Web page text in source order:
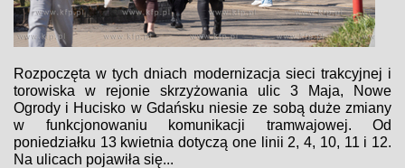
Rozpoczęta w tych dniach modernizacja sieci trakcyjnej i
torowiska w rejonie skrzyżowania ulic 3 Maja, Nowe
Ogrody i Hucisko w Gdańsku niesie ze sobą duże zmiany
w funkcjonowaniu komunikacji tramwajowej. Od
poniedziałku 13 kwietnia dotyczą one linii 2, 4, 10, 11 i 12.
Na ulicach pojawiła się...